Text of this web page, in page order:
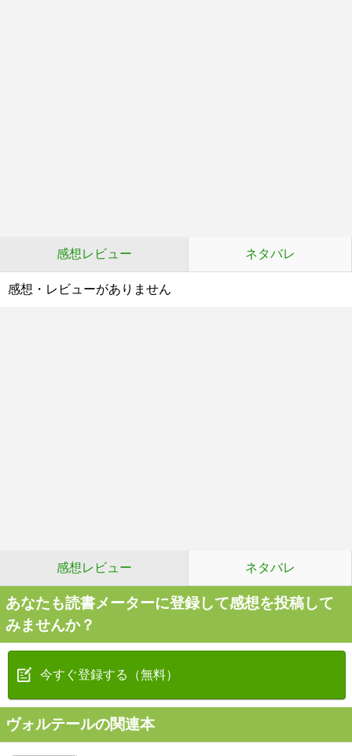
感想レビュー ネタバレ
感想・レビューがありません
感想レビュー ネタバレ
あなたも読書メーターに登録して感想を投稿して
みませんか？
今すぐ登録する（無料）
ヴォルテールの関連本